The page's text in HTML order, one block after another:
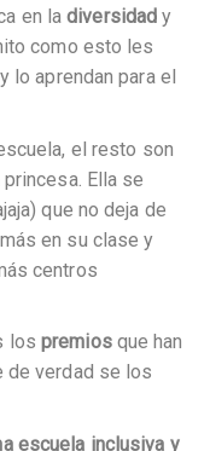
en ladiversidad y
como esto les
lo aprendan para el
el resto son
Ella se
que no deja de
en su clase y
centros
los premiosque han
de verdad se los
escuela inclusiva y